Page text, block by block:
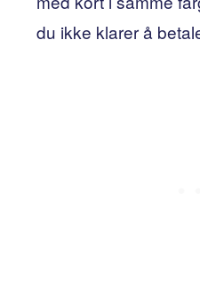
du ikke klarer å